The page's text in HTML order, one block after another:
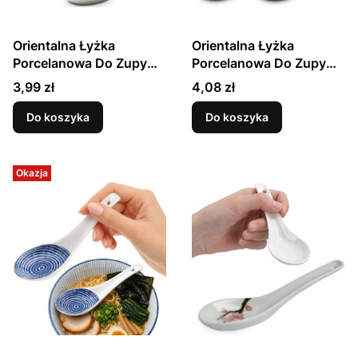
Orientalna Łyżka
Porcelanowa Do Zupy
Biała 12,5cm EMRO
AZIATICA
Cena
3,99 zł
Do koszyka
Orientalna Łyżka
Porcelanowa Do Zupy
Czarna 12,5cm EMRO
AZIATICA
Cena
4,08 zł
Do koszyka
Okazja